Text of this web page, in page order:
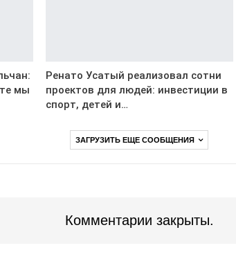
мы
Ренато Усатый реализовал сотни
проектов для людей: инвестиции в
спорт, детей и…
ЗАГРУЗИТЬ ЕЩЕ СООБЩЕНИЯ
Комментарии закрыты.